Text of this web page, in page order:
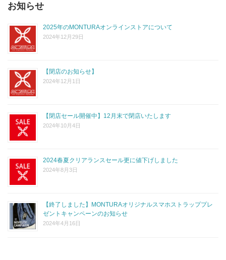
お知らせ
2025年のMONTURAオンラインストアについて
2024年12月29日
【閉店のお知らせ】
2024年12月1日
【閉店セール開催中】12月末で閉店いたします
2024年10月4日
2024春夏クリアランスセール更に値下げしました
2024年8月3日
【終了しました】MONTURAオリジナルスマホストラッププレ
ゼントキャンペーンのお知らせ
2024年4月16日